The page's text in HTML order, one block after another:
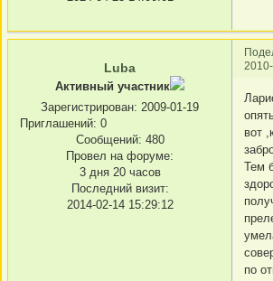
Luba
Активный участник
Зарегистрирован: 2009-01-19
Приглашений: 0
Сообщений: 480
Провел на форуме:
3 дня 20 часов
Последний визит:
2014-02-14 15:29:12
вот
Тем
по